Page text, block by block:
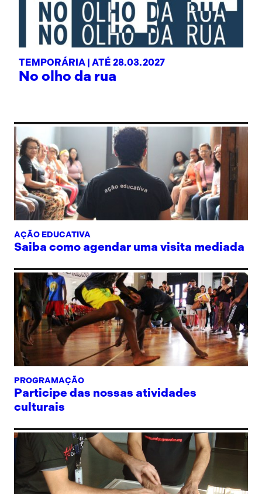
TEMPORÁRIA | ATÉ 28.03.2027
No olho da rua
AÇÃO EDUCATIVA
Saiba como agendar uma visita mediada
PROGRAMAÇÃO
Participe das nossas atividades
culturais